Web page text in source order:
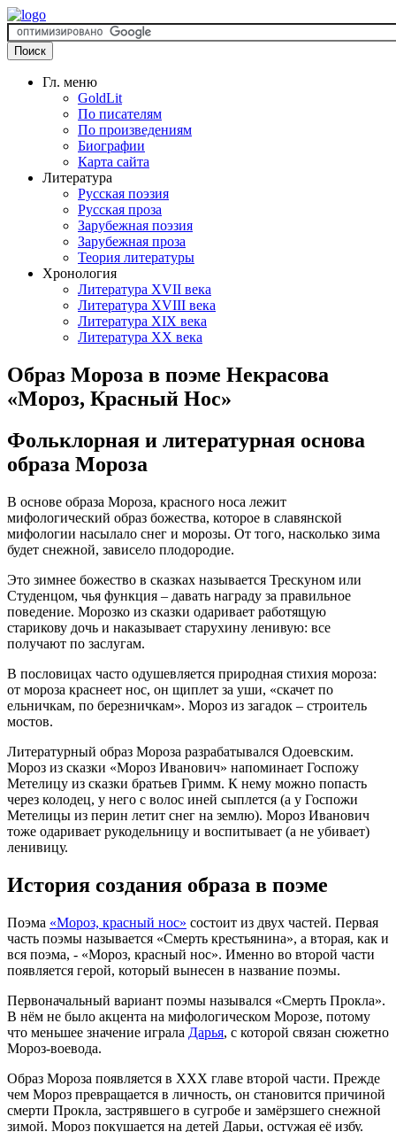
Гл. меню
GoldLit
По писателям
По произведениям
Биографии
Карта сайта
Литература
Русская поэзия
Русская проза
Зарубежная поэзия
Зарубежная проза
Теория литературы
Хронология
Литература XVII века
Литература XVIII века
Литература XIX века
Литература XX века
Образ Мороза в поэме Некрасова
«Мороз, Красный Нос»
Фольклорная и литературная основа
образа Мороза
В основе образа Мороза, красного носа лежит
мифологический образ божества, которое в славянской
мифологии насылало снег и морозы. От того, насколько зима
будет снежной, зависело плодородие.
Это зимнее божество в сказках называется Трескуном или
Студенцом, чья функция – давать награду за правильное
поведение. Морозко из сказки одаривает работящую
старикову дочь и наказывает старухину ленивую: все
получают по заслугам.
В пословицах часто одушевляется природная стихия мороза:
от мороза краснеет нос, он щиплет за уши, «скачет по
ельничкам, по березничкам». Мороз из загадок – строитель
мостов.
Литературный образ Мороза разрабатывался Одоевским.
Мороз из сказки «Мороз Иванович» напоминает Госпожу
Метелицу из сказки братьев Гримм. К нему можно попасть
через колодец, у него с волос иней сыплется (а у Госпожи
Метелицы из перин летит снег на землю). Мороз Иванович
тоже одаривает рукодельницу и воспитывает (а не убивает)
ленивицу.
История создания образа в поэме
Поэма «Мороз, красный нос» состоит из двух частей. Первая
часть поэмы называется «Смерть крестьянина», а вторая, как и
вся поэма, - «Мороз, красный нос». Именно во второй части
появляется герой, который вынесен в название поэмы.
Первоначальный вариант поэмы назывался «Смерть Прокла».
В нём не было акцента на мифологическом Морозе, потому
что меньшее значение играла Дарья, с которой связан сюжетно
Мороз-воевода.
Образ Мороза появляется в ХХХ главе второй части. Прежде
чем Мороз превращается в личность, он становится причиной
смерти Прокла, застрявшего в сугробе и замёрзшего снежной
зимой. Мороз покушается на детей Дарьи, остужая её избу.